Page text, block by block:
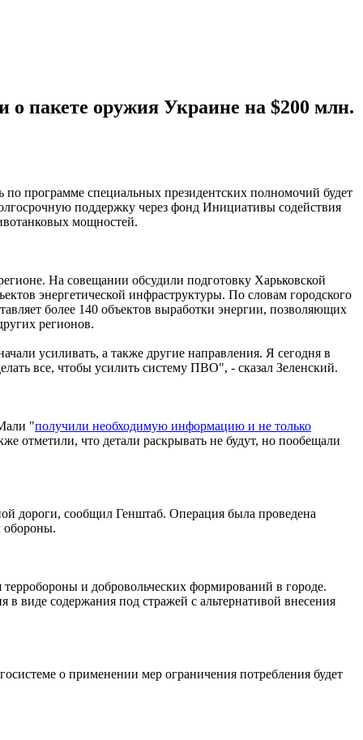
пакете оружия Украине на $200 млн.
программе специальных президентских полномочий будет
поддержку через фонд Инициативы содействия
мощностей.
На совещании обсудили подготовку Харьковской
энергетической инфраструктуры. По словам городского
более 140 объектов выработки энергии, позволяющих
регионов.
усиливать, а также другие направления. Я сегодня в
все, чтобы усилить систему ПВО", - сказал Зеленский.
"получили необходимую информацию и не только
что детали раскрывать не будут, но пообещали
дороги, сообщил Генштаб. Операция была проведена
обороны.
и добровольческих формирований в городе.
виде содержания под стражей с альтернативой внесения
о применении мер ограничения потребления будет